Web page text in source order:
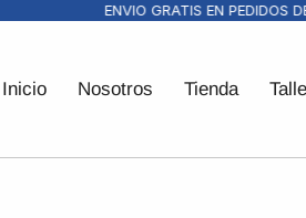
ENVIO GRATIS EN PEDIDOS
Inicio Nosotros Tienda